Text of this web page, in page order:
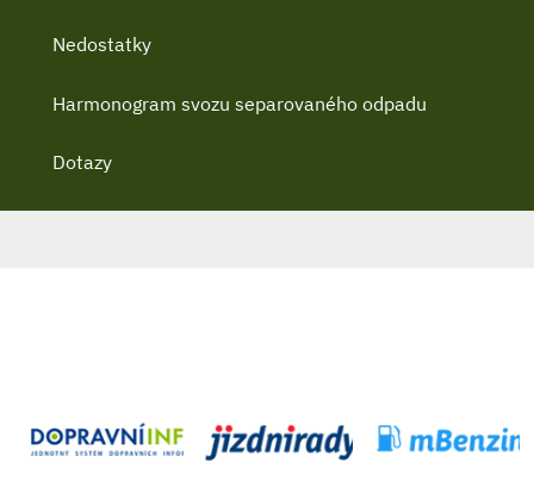
Nedostatky
Harmonogram svozu separovaného odpadu
Dotazy